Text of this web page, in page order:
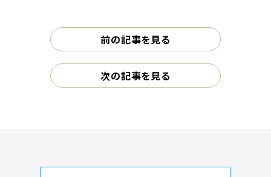
前の記事を見る
次の記事を見る